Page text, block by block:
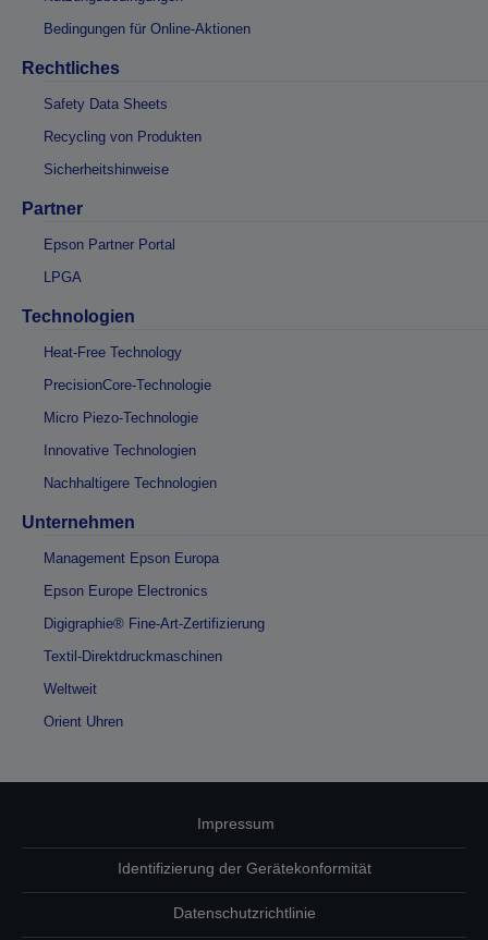
Bedingungen für Online-Aktionen
Rechtliches
Safety Data Sheets
Recycling von Produkten
Sicherheitshinweise
Partner
Epson Partner Portal
LPGA
Technologien
Heat-Free Technology
PrecisionCore-Technologie
Micro Piezo-Technologie
Innovative Technologien
Nachhaltigere Technologien
Unternehmen
Management Epson Europa
Epson Europe Electronics
Digigraphie® Fine-Art-Zertifizierung
Textil-Direktdruckmaschinen
Weltweit
Orient Uhren
Impressum
Identifizierung der Gerätekonformität
Datenschutzrichtlinie